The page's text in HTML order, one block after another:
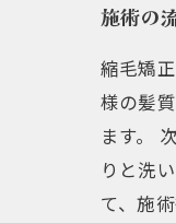
施術の
縮毛矯
様の髪
ます。
りと洗
て、施